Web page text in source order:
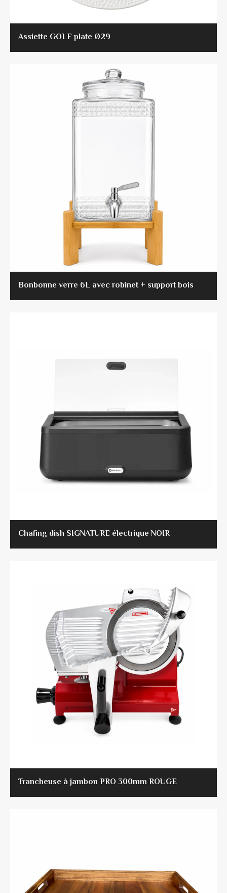
Assiette GOLF plate Ø29
Bonbonne verre 6L avec robinet + support bois
Chafing dish SIGNATURE électrique NOIR
Trancheuse à jambon PRO 300mm ROUGE